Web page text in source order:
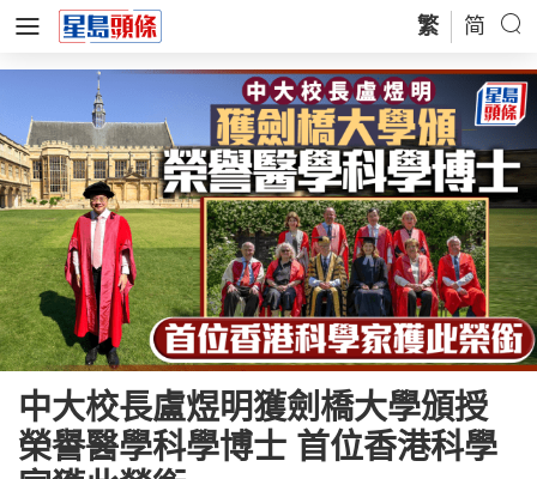
繁 简
中大校長盧煜明獲劍橋大學頒授
榮譽醫學科學博士 首位香港科學